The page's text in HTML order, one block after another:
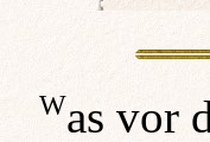
Was vor der Zeit geschah, als die Zaï mehr